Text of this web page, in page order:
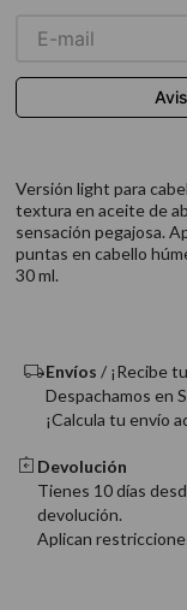
Versión light para
textura en aceite de
sensación pegajosa.
puntas en cabello
30 ml.
Envíos / ¡Recibe
Despachamos en
¡Calcula tu envío
Devolución
Tienes 10 días
devolución.
Aplican
10.